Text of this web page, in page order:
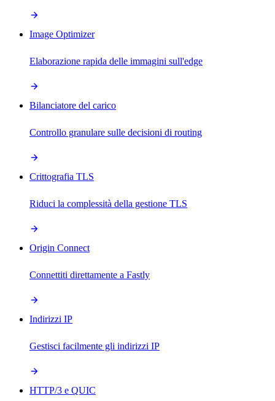
Image Optimizer
Elaborazione rapida delle immagini sull'edge
Bilanciatore del carico
Controllo granulare sulle decisioni di routing
Crittografia TLS
Riduci la complessità della gestione TLS
Origin Connect
Connettiti direttamente a Fastly
Indirizzi IP
Gestisci facilmente gli indirizzi IP
HTTP/3 e QUIC